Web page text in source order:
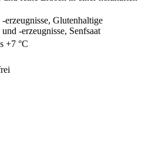
erzeugnisse, Glutenhaltige
-erzeugnisse, Senfsaat
+7 °C